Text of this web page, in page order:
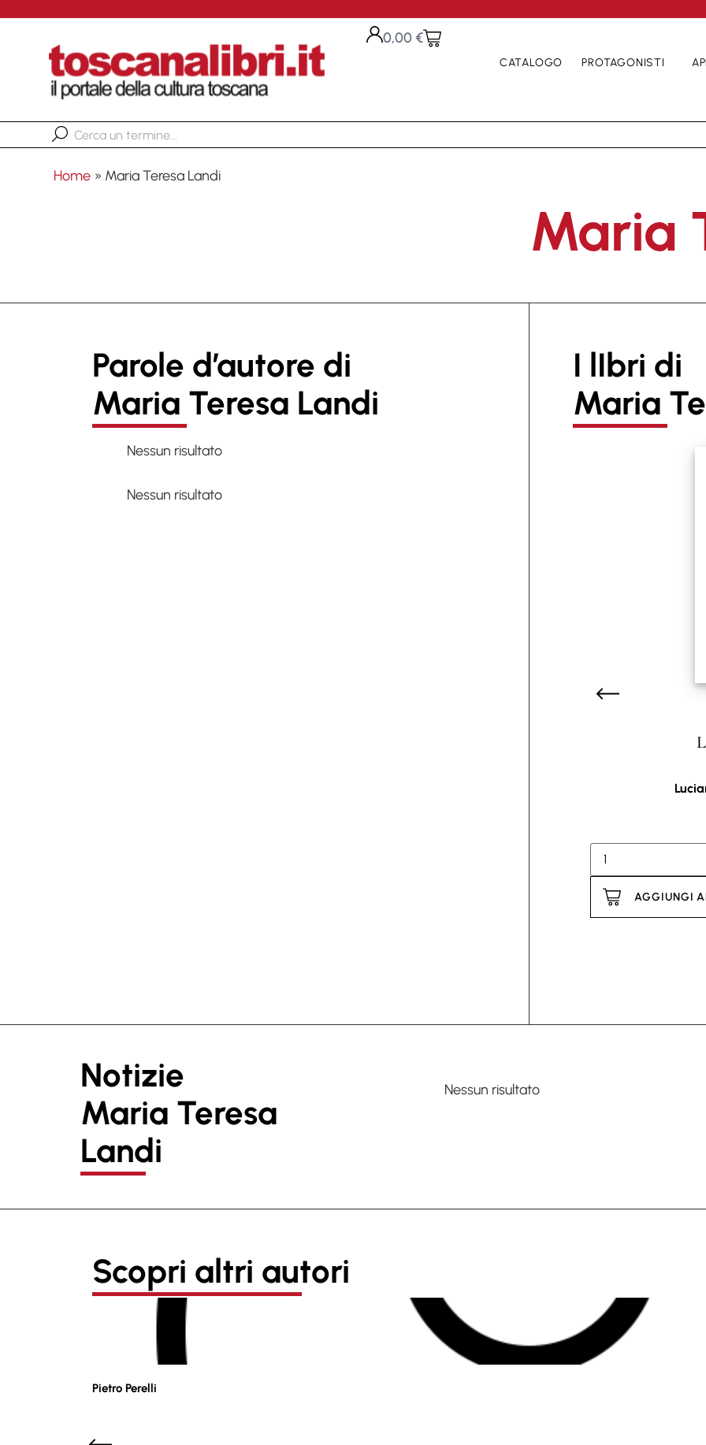
0,00€
CATALOGO PROTAGONISTI
Home » Maria Teresa Landi
Maria
Parole d’autore di
Maria Teresa Landi
Nessun risultato
Nessun risultato
I lIbri di
Maria
AGGIUNGI
Notizie
Maria Teresa
Landi
Nessun risultato
Scopri altri autori
Pietro Perelli